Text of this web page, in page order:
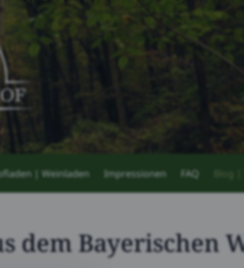
| Weinladen Impressionen FAQ
dem Bayerischen